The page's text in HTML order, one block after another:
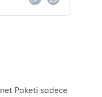
Paketi sadece